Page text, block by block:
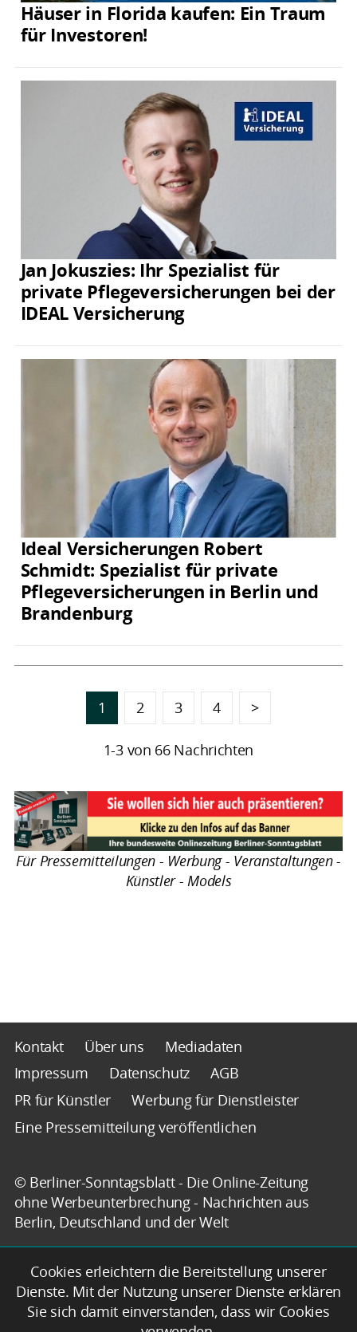
Häuser in Florida kaufen: Ein Traum
für Investoren!
Jan Jokuszies: Ihr Spezialist für
private Pflegeversicherungen bei der
IDEAL Versicherung
Ideal Versicherungen Robert
Schmidt: Spezialist für private
Pflegeversicherungen in Berlin und
Brandenburg
1 2 3 4 >
1-3 von 66 Nachrichten
Für Pressemitteilungen - Werbung - Veranstaltungen -
Künstler - Models
Kontakt Über uns
Mediadaten
Impressum
Datenschutz
AGB
PR für Künstler
Werbung für Dienstleister
Eine Pressemitteilung veröffentlichen
© Berliner-Sonntagsblatt - Die Online-Zeitung
ohne Werbeunterbrechung - Nachrichten aus
Berlin, Deutschland und der Welt
Cookies erleichtern die Bereitstellung unserer
Dienste. Mit der Nutzung unserer Dienste erklären
Sie sich damit einverstanden, dass wir Cookies